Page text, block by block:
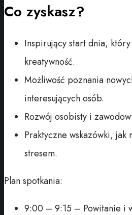
Co zyskasz?
Inspirujący start dnia,
kreatywność.
Możliwość poznania
interesujących osób.
Rozwój osobisty i
Praktyczne wskazówki,
stresem.
Plan spotkania:
9:00 – 9:15 – Powitanie i